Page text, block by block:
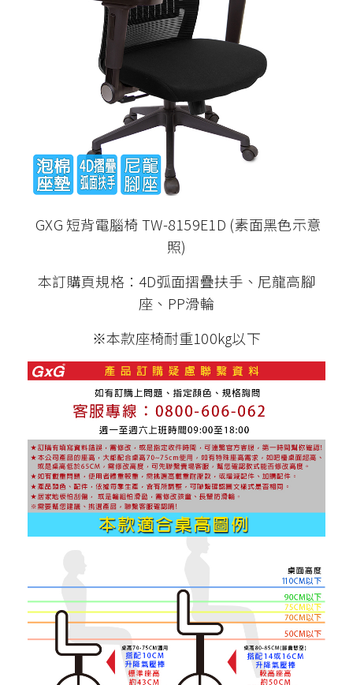
GXG 短背電腦椅 TW-8159E1D (素面黑色示意
照)
本訂購頁規格：4D弧面摺疊扶手、尼龍高腳
座、PP滑輪
※本款座椅耐重100kg以下